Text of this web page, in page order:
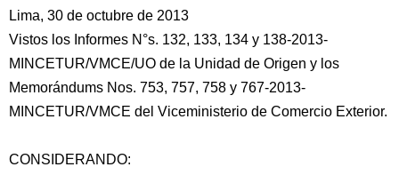
Lima, 30 de octubre de 2013
Vistos los Informes N°s. 132, 133, 134 y 138-2013-
MINCETUR/VMCE/UO de la Unidad de Origen y los
Memorándums Nos. 753, 757, 758 y 767-2013-
MINCETUR/VMCE del Viceministerio de Comercio Exterior.
CONSIDERANDO: